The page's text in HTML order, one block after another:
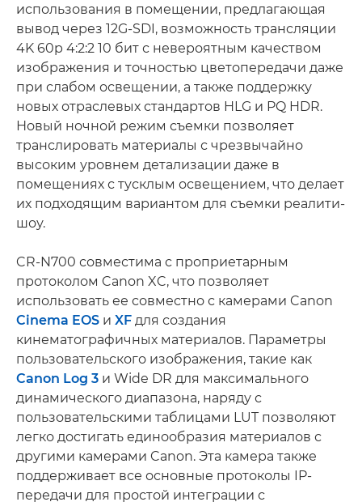
использования в помещении, предлагающая
вывод через 12G-SDI, возможность трансляции
4K 60p 4:2:2 10 бит с невероятным качеством
изображения и точностью цветопередачи даже
при слабом освещении, а также поддержку
новых отраслевых стандартов HLG и PQ HDR.
Новый ночной режим съемки позволяет
транслировать материалы с чрезвычайно
высоким уровнем детализации даже в
помещениях с тусклым освещением, что делает
их подходящим вариантом для съемки реалити-
шоу.
CR-N700 совместима с проприетарным
протоколом Canon XC, что позволяет
использовать ее совместно с камерами Canon
Cinema EOS и XF для создания
кинематографичных материалов. Параметры
пользовательского изображения, такие как
Canon Log 3 и Wide DR для максимального
динамического диапазона, наряду с
пользовательскими таблицами LUT позволяют
легко достигать единообразия материалов с
другими камерами Canon. Эта камера также
поддерживает все основные протоколы IP-
передачи для простой интеграции с